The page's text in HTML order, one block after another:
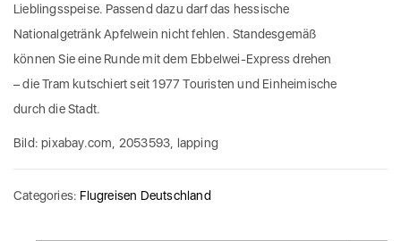
Lieblingsspeise. Passend dazu darf das hessische
Nationalgetränk Apfelwein nicht fehlen. Standesgemäß
können Sie eine Runde mit dem Ebbelwei-Express drehen
– die Tram kutschiert seit 1977 Touristen und Einheimische
durch die Stadt.
Bild: pixabay.com, 2053593, lapping
Categories: Flugreisen Deutschland